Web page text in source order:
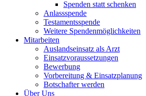
Spenden statt schenken
Anlassspende
Testamentsspende
Weitere Spenden­möglichkeiten
Mitarbeiten
Auslandseinsatz als Arzt
Einsatzvoraussetzungen
Bewerbung
Vorbereitung & Einsatzplanung
Botschafter werden
Über Uns